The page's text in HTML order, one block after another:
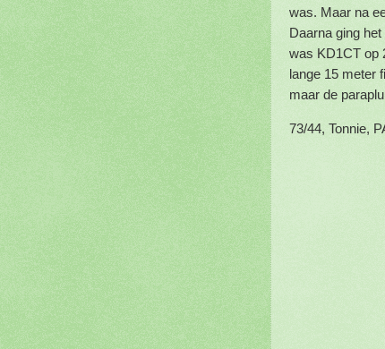
was. Maar na
Daarna ging
was KD1CT op
lange 15 meter
maar de
73/44, Tonnie,